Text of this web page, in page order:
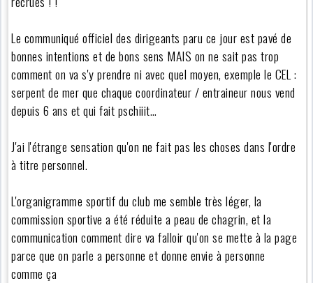
Le communiqué officiel des dirigeants paru ce jour est pavé de
bonnes intentions et de bons sens MAIS on ne sait pas trop
comment on va s'y prendre ni avec quel moyen, exemple le CEL :
serpent de mer que chaque coordinateur / entraineur nous vend
depuis 6 ans et qui fait pschiiit…
J'ai l'étrange sensation qu'on ne fait pas les choses dans l'ordre
à titre personnel.
L'organigramme sportif du club me semble très léger, la
commission sportive a été réduite a peau de chagrin, et la
communication comment dire va falloir qu'on se mette à la page
parce que on parle a personne et donne envie à personne
comme ça